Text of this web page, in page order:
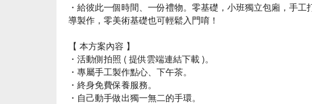
・給彼此一個時間、一份禮物。零基礎，小班獨立包廂，手
導製作，零美術基礎也可輕鬆入門唷！
【 本方案內容 】
・活動側拍照 ( 提供雲端連結下載 )。
・專屬手工製作點心、下午茶。
・終身免費保養服務。
・自己動手做出獨一無二的手環。